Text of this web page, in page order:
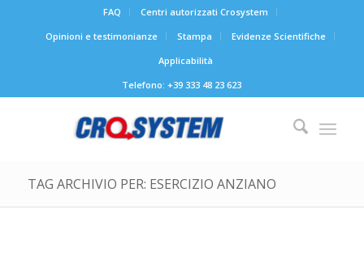
FAQ
Centri autorizzati Crosystem
Opinioni e testimonianze
Stampa
Evidenze Scientifiche
Applicabilità
Telefono: +39 333 48 23 623
TAG ARCHIVIO PER: ESERCIZIO ANZIANO